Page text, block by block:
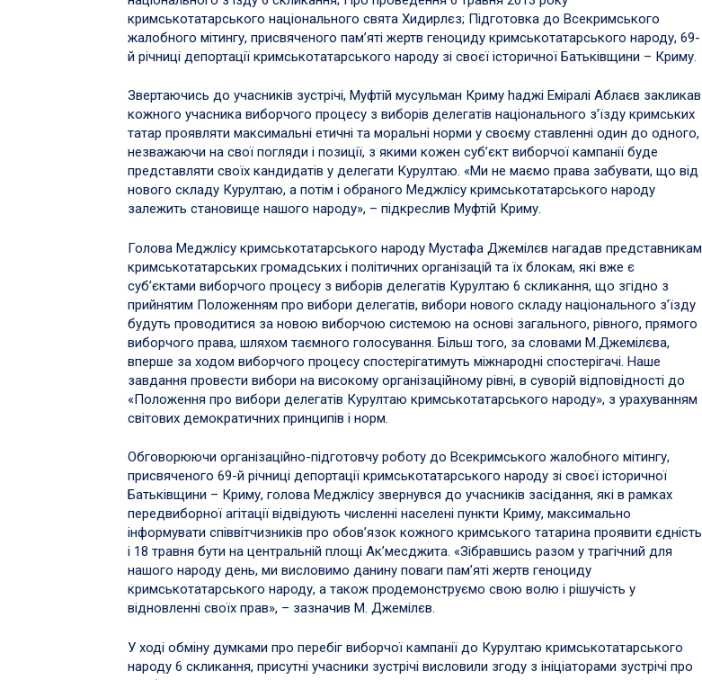
кримськотатарського національного свята Хидирлєз; Підготовка до Всекримського
жалобного мітингу, присвяченого пам’яті жертв геноциду кримськотатарського народу, 69-
й річниці депортації кримськотатарського народу зі своєї історичної Батьківщини – Криму.
Звертаючись до учасників зустрічі, Муфтій мусульман Криму hаджі Еміралі Аблаєв закликав
кожного учасника виборчого процесу з виборів делегатів національного з’їзду кримських
татар проявляти максимальні етичні та моральні норми у своєму ставленні один до одного,
незважаючи на свої погляди і позиції, з якими кожен суб’єкт виборчої кампанії буде
представляти своїх кандидатів у делегати Курултаю. «Ми не маємо права забувати, що від
нового складу Курултаю, а потім і обраного Меджлісу кримськотатарського народу
залежить становище нашого народу», – підкреслив Муфтій Криму.
Голова Меджлісу кримськотатарського народу Мустафа Джемілєв нагадав представникам
кримськотатарських громадських і політичних організацій та їх блокам, які вже є
суб’єктами виборчого процесу з виборів делегатів Курултаю 6 скликання, що згідно з
прийнятим Положенням про вибори делегатів, вибори нового складу національного з’їзду
будуть проводитися за новою виборчою системою на основі загального, рівного, прямого
виборчого права, шляхом таємного голосування. Більш того, за словами М.Джемілєва,
вперше за ходом виборчого процесу спостерігатимуть міжнародні спостерігачі. Наше
завдання провести вибори на високому організаційному рівні, в суворій відповідності до
«Положення про вибори делегатів Курултаю кримськотатарського народу», з урахуванням
світових демократичних принципів і норм.
Обговорюючи організаційно-підготовчу роботу до Всекримського жалобного мітингу,
присвяченого 69-й річниці депортації кримськотатарського народу зі своєї історичної
Батьківщини – Криму, голова Меджлісу звернувся до учасників засідання, які в рамках
передвиборної агітації відвідують численні населені пункти Криму, максимально
інформувати співвітчизників про обов’язок кожного кримського татарина проявити єдність
і 18 травня бути на центральній площі Ак’месджита. «Зібравшись разом у трагічний для
нашого народу день, ми висловимо данину поваги пам’яті жертв геноциду
кримськотатарського народу, а також продемонструємо свою волю і рішучість у
відновленні своїх прав», – зазначив М. Джемілєв.
У ході обміну думками про перебіг виборчої кампанії до Курултаю кримськотатарського
народу 6 скликання, присутні учасники зустрічі висловили згоду з ініціаторами зустрічі про